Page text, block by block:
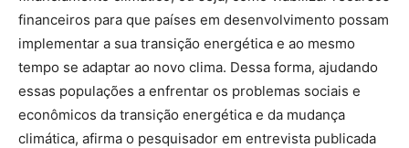
financeiros para que países em desenvolvimento possam
implementar a sua transição energética e ao mesmo
tempo se adaptar ao novo clima. Dessa forma, ajudando
essas populações a enfrentar os problemas sociais e
econômicos da transição energética e da mudança
climática, afirma o pesquisador em entrevista publicada